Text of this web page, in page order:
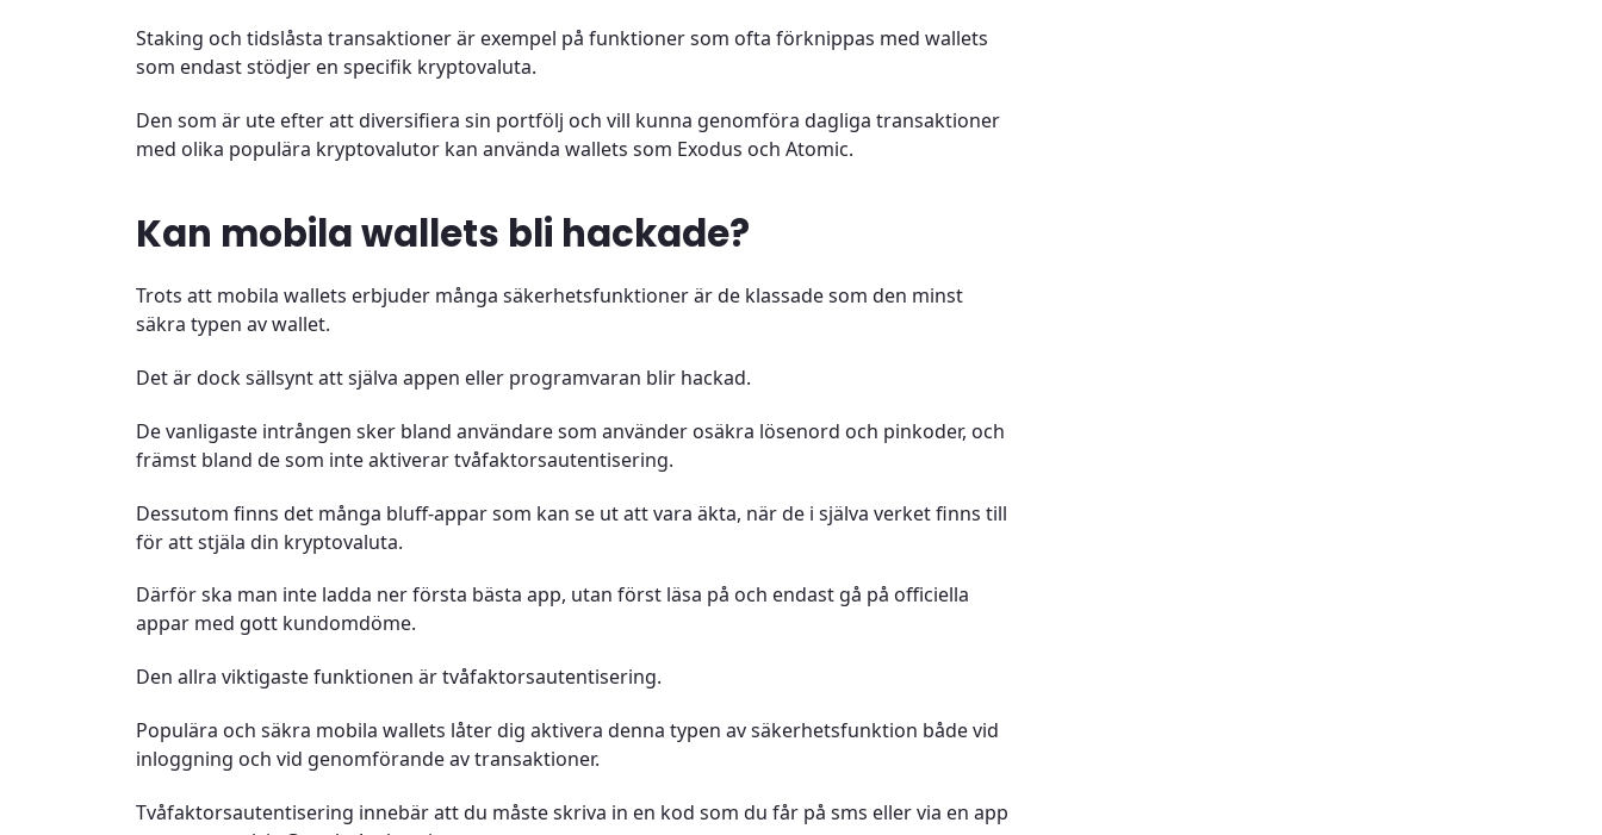
Staking och tidslåsta transaktioner är exempel på funktioner som ofta förknippas med wallets
som endast stödjer en specifik kryptovaluta.
Den som är ute efter att diversifiera sin portfölj och vill kunna genomföra dagliga transaktioner
med olika populära kryptovalutor kan använda wallets som Exodus och Atomic.
Kan mobila wallets bli hackade?
Trots att mobila wallets erbjuder många säkerhetsfunktioner är de klassade som den minst
säkra typen av wallet.
Det är dock sällsynt att själva appen eller programvaran blir hackad.
De vanligaste intrången sker bland användare som använder osäkra lösenord och pinkoder, och
främst bland de som inte aktiverar tvåfaktorsautentisering.
Dessutom finns det många bluff-appar som kan se ut att vara äkta, när de i själva verket finns till
för att stjäla din kryptovaluta.
Därför ska man inte ladda ner första bästa app, utan först läsa på och endast gå på officiella
appar med gott kundomdöme.
Den allra viktigaste funktionen är tvåfaktorsautentisering.
Populära och säkra mobila wallets låter dig aktivera denna typen av säkerhetsfunktion både vid
inloggning och vid genomförande av transaktioner.
Tvåfaktorsautentisering innebär att du måste skriva in en kod som du får på sms eller via en app